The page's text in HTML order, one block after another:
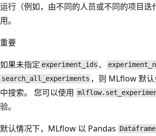
运行（例如，由不同的人员或不同的项目迭
用。
重要
如果未指定 experiment_ids 、
search_all_experiments ，则 MLflow 默
中搜索。 您可以使用
验。
默认情况下，MLflow 以 Pandas Dataframe